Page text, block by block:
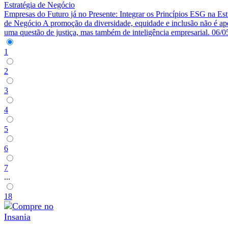
Empresas do Futuro já no Presente: Integrar os Princípios ESG na
de Negócio A promoção da diversidade, equidade e inclusão não é
uma questão de justiça, mas também de inteligência empresarial. 06/
1
2
3
4
5
6
7
...
18